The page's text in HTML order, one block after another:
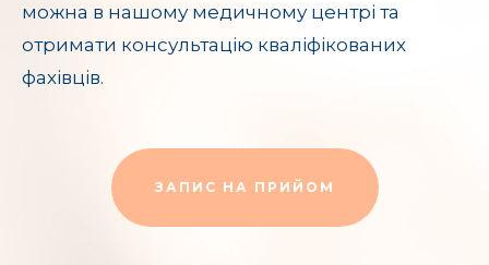
можна в нашому медичному центрі та
отримати консультацію кваліфікованих
фахівців.
ЗАПИС НА ПРИЙОМ